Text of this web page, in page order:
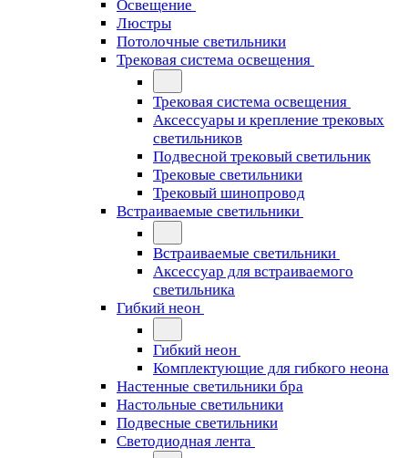
Освещение
Люстры
Потолочные светильники
Трековая система освещения
Трековая система освещения
Аксессуары и крепление трековых
светильников
Подвесной трековый светильник
Трековые светильники
Трековый шинопровод
Встраиваемые светильники
Встраиваемые светильники
Аксессуар для встраиваемого
светильника
Гибкий неон
Гибкий неон
Комплектующие для гибкого неона
Настенные светильники бра
Настольные светильники
Подвесные светильники
Светодиодная лента